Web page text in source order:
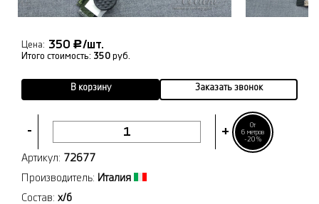
- +
От
6 метров
-20%
Цена: 350 Р/шт.
Итого стоимость: 350 руб.
В корзину Заказать звонок
Артикул: 72677
Производитель: Италия
Состав: х/б